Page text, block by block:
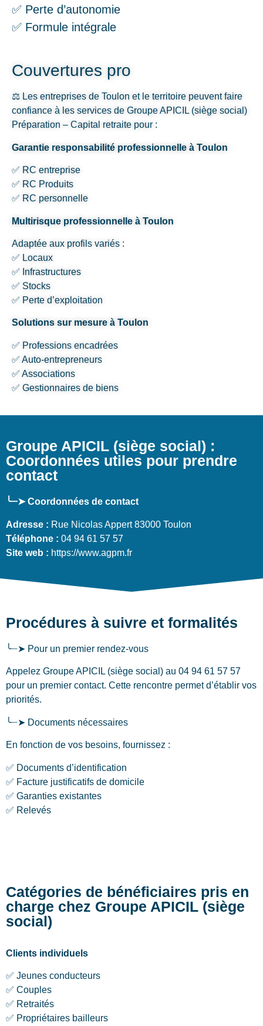
✅ Perte d’autonomie
✅ Formule intégrale
Couvertures pro
⚖️ Les entreprises de Toulon et le territoire peuvent faire
confiance à les services de Groupe APICIL (siège social)
Préparation – Capital retraite pour :
Garantie responsabilité professionnelle à Toulon
✅ RC entreprise
✅ RC Produits
✅ RC personnelle
Multirisque professionnelle à Toulon
Adaptée aux profils variés :
✅ Locaux
✅ Infrastructures
✅ Stocks
✅ Perte d’exploitation
Solutions sur mesure à Toulon
✅ Professions encadrées
✅ Auto-entrepreneurs
✅ Associations
✅ Gestionnaires de biens
Groupe APICIL (siège social) :
Coordonnées utiles pour prendre
contact
╰┈➤ Coordonnées de contact
Adresse : Rue Nicolas Appert 83000 Toulon
Téléphone : 04 94 61 57 57
Site web : https://www.agpm.fr
Procédures à suivre et formalités
╰┈➤ Pour un premier rendez-vous
Appelez Groupe APICIL (siège social) au 04 94 61 57 57
pour un premier contact. Cette rencontre permet d’établir vos
priorités.
╰┈➤ Documents nécessaires
En fonction de vos besoins, fournissez :
✅ Documents d’identification
✅ Facture justificatifs de domicile
✅ Garanties existantes
✅ Relevés
Catégories de bénéficiaires pris en
charge chez Groupe APICIL (siège
social)
Clients individuels
✅ Jeunes conducteurs
✅ Couples
✅ Retraités
✅ Propriétaires bailleurs